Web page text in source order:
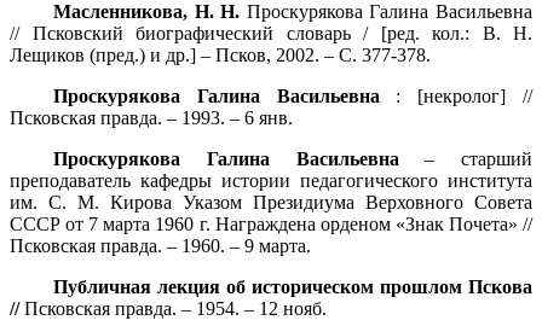
Масленникова, Н. Н. Проскурякова Галина Васильевна
// Псковский биографический словарь / [ред. кол.: В. Н.
Лещиков (пред.) и др.] – Псков, 2002. – С. 377-378.
Проскурякова Галина Васильевна : [некролог] //
Псковская правда. – 1993. – 6 янв.
Проскурякова Галина Васильевна – старший
преподаватель кафедры истории педагогического института
им. С. М. Кирова Указом Президиума Верховного Совета
СССР от 7 марта 1960 г. Награждена орденом «Знак Почета» //
Псковская правда. – 1960. – 9 марта.
Публичная лекция об историческом прошлом Пскова
//Псковская правда. – 1954. – 12 нояб.